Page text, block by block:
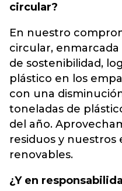
circular?
En nuestro
circular,
de sostenibilidad,
plástico en los
con una
toneladas de
del año.
residuos y nuestros
renovables.
¿Y en